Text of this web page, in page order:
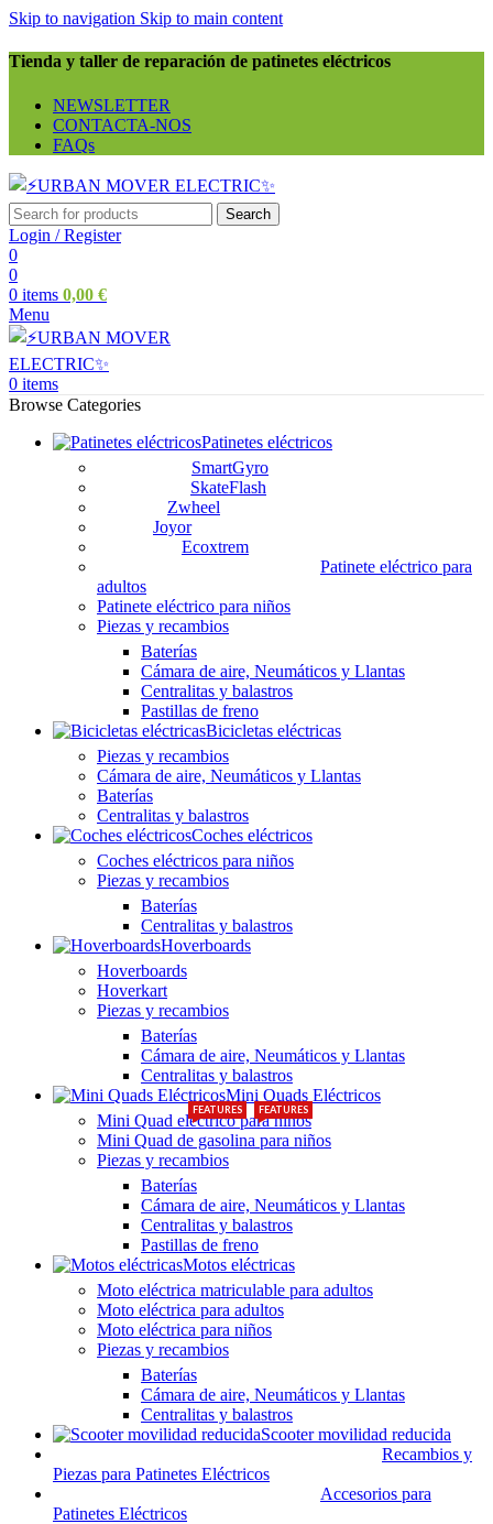
Skip to navigation Skip to main content
Tienda y taller de reparación de patinetes eléctricos
NEWSLETTER
CONTACTA-NOS
FAQs
Search
Login / Register
0
0
0 items 0,00 €
Menu
0 items
Browse Categories
Patinetes eléctricos
SmartGyro
SkateFlash
Zwheel
Joyor
Ecoxtrem
Patinete eléctrico para
adultos
Patinete eléctrico para niños
Piezas y recambios
Baterías
Cámara de aire, Neumáticos y Llantas
Centralitas y balastros
Pastillas de freno
Bicicletas eléctricas
Piezas y recambios
Cámara de aire, Neumáticos y Llantas
Baterías
Centralitas y balastros
Coches eléctricos
Coches eléctricos para niños
Piezas y recambios
Baterías
Centralitas y balastros
Hoverboards
Hoverboards
Hoverkart
Piezas y recambios
Baterías
Cámara de aire, Neumáticos y Llantas
Centralitas y balastros
Mini Quads Eléctricos
Mini Quad eléctrico para niños
Mini Quad de gasolina para niños
Piezas y recambios
Baterías
Cámara de aire, Neumáticos y Llantas
Centralitas y balastros
Pastillas de freno
Motos eléctricas
Moto eléctrica matriculable para adultos
Moto eléctrica para adultos
Moto eléctrica para niños
Piezas y recambios
Baterías
Cámara de aire, Neumáticos y Llantas
Centralitas y balastros
Scooter movilidad reducida
Recambios y
Piezas para Patinetes Eléctricos
Accesorios para
Patinetes Eléctricos
FEATURES FEATURES